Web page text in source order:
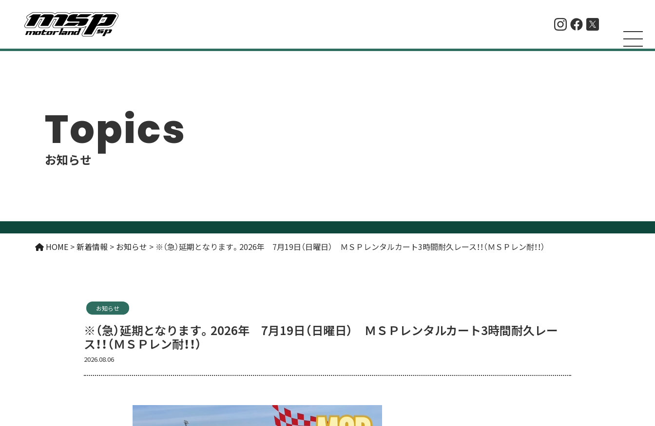
Topics
お知らせ
HOME >新着情報 > お知らせ > ※（急）延期となります。2026年 7月19日（日曜日） ＭＳＰレンタルカート3時間耐久レース！！（ＭＳＰレン耐！！）
お知らせ
※（急）延期となります。2026年 7月19日（日曜日） ＭＳＰレンタルカート3時間耐久レー
ス！！（ＭＳＰレン耐！！）
2026.08.06